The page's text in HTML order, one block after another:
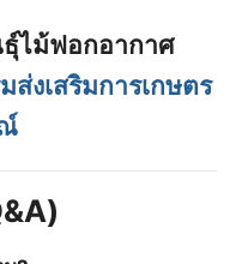
ไม้ฟอกอากาศ
ส่งเสริมการเกษตร